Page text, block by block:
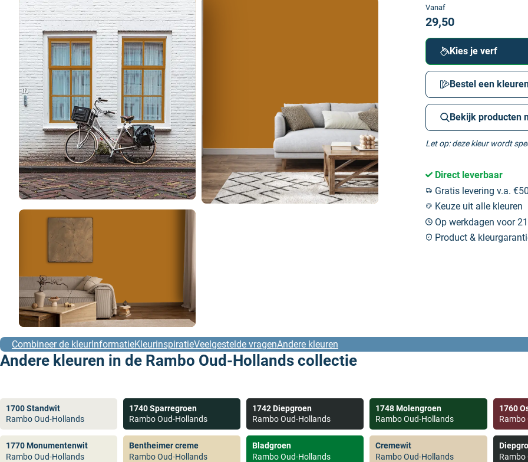
Vanaf
29,50
Kies je verf
Bestel een
Bekijk producten
Let op: deze kleur wordt
Direct leverbaar
Gratis levering v.a.
Keuze uit alle kleuren
Op werkdagen voor
Product &
Combineer de kleurInformatieKleurinspiratieVeelgestelde vragenAndere kleuren
Andere kleuren in de Rambo Oud-Hollands collectie
1700 Standwit
Rambo Oud-Hollands
1740 Sparregroen
Rambo Oud-Hollands
1742 Diepgroen
Rambo Oud-Hollands
1748 Molengroen
Rambo Oud-Hollands
1760
Rambo
1770 Monumentenwit
Rambo Oud-Hollands
Bentheimer creme
Rambo Oud-Hollands
Bladgroen
Rambo Oud-Hollands
Cremewit
Rambo Oud-Hollands
Rambo